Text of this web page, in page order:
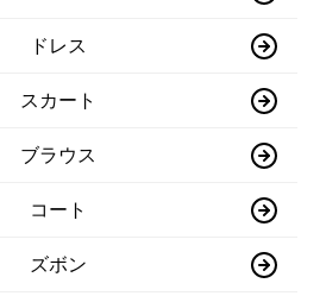
ドレス
スカート
ブラウス
コート
ズボン